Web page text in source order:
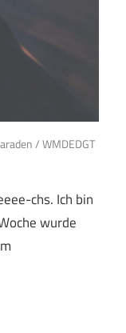
/WMDEDGT
chs. Ich bin
wurde